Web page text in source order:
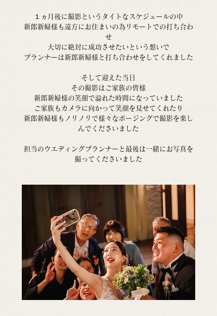
１ヵ月後に撮影というタイトなスケジュールの中
新郎新婦様も遠方にお住まいの為リモートでの打ち合わ
せ
大切に絶対に成功させたいという想いで
プランナーは新郎新婦様と打ち合わせをしてくれました
そして迎えた当日
その撮影はご家族の皆様
新郎新婦様の笑顔で溢れた時間になっていました
ご家族もカメラに向かって笑顔を見せてくれたり
新郎新婦様もノリノリで様々なポージングで撮影を楽し
んでくださいました
担当のウエディングプランナーと最後は一緒にお写真を
撮ってくださいました